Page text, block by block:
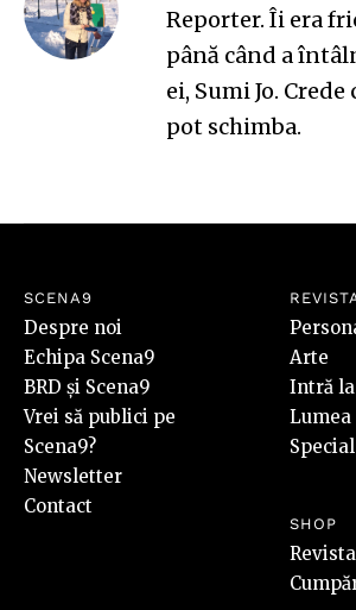
Reporter. Îi era
până când a
ei, Sumi Jo.
pot schimba.
SCENA9
Despre noi
Echipa Scena9
BRD și Scena9
Vrei să publici pe
Scena9?
Newsletter
Contact
Arte
Intră
Lumea
Special
SHOP